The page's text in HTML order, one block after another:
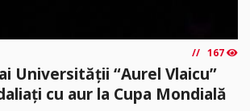
167
Universității “Aurel Vlaicu”
cu aur la Cupa Mondială